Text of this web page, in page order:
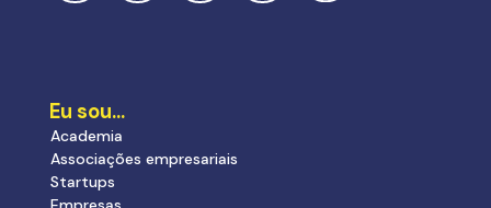
Eu sou…
Academia
Associações empresariais
Startups